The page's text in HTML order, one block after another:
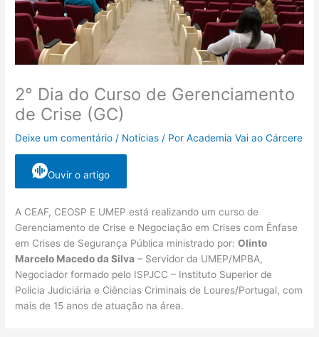
2° Dia do Curso de Gerenciamento
de Crise (GC)
Deixe um comentário / Notícias / PorAcademia Vai ao Cárcere
Ouvir o artigo
A CEAF, CEOSP E UMEP está realizando um curso de
Gerenciamento de Crise e Negociação em Crises com Ênfase
em Crises de Segurança Pública ministrado por:Olinto
Marcelo Macedo da Silva – Servidor da UMEP/MPBA,
Negociador formado pelo ISPJCC – Instituto Superior de
Polícia Judiciária e Ciências Criminais de Loures/Portugal, com
mais de 15 anos de atuação na área.